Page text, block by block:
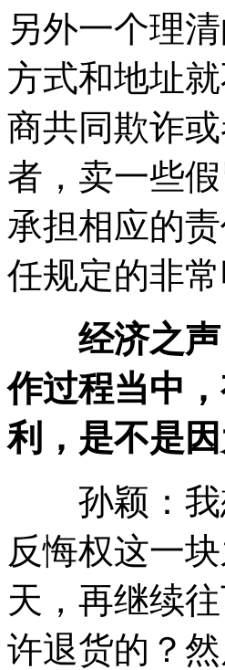
另外一个理
方式和地址
商共同欺诈
者，卖一些
承担相应的
任规定的非常
经济之
作过程当中
利，是不是
孙颖：我
反悔权这一
天，再继续
许退货的？